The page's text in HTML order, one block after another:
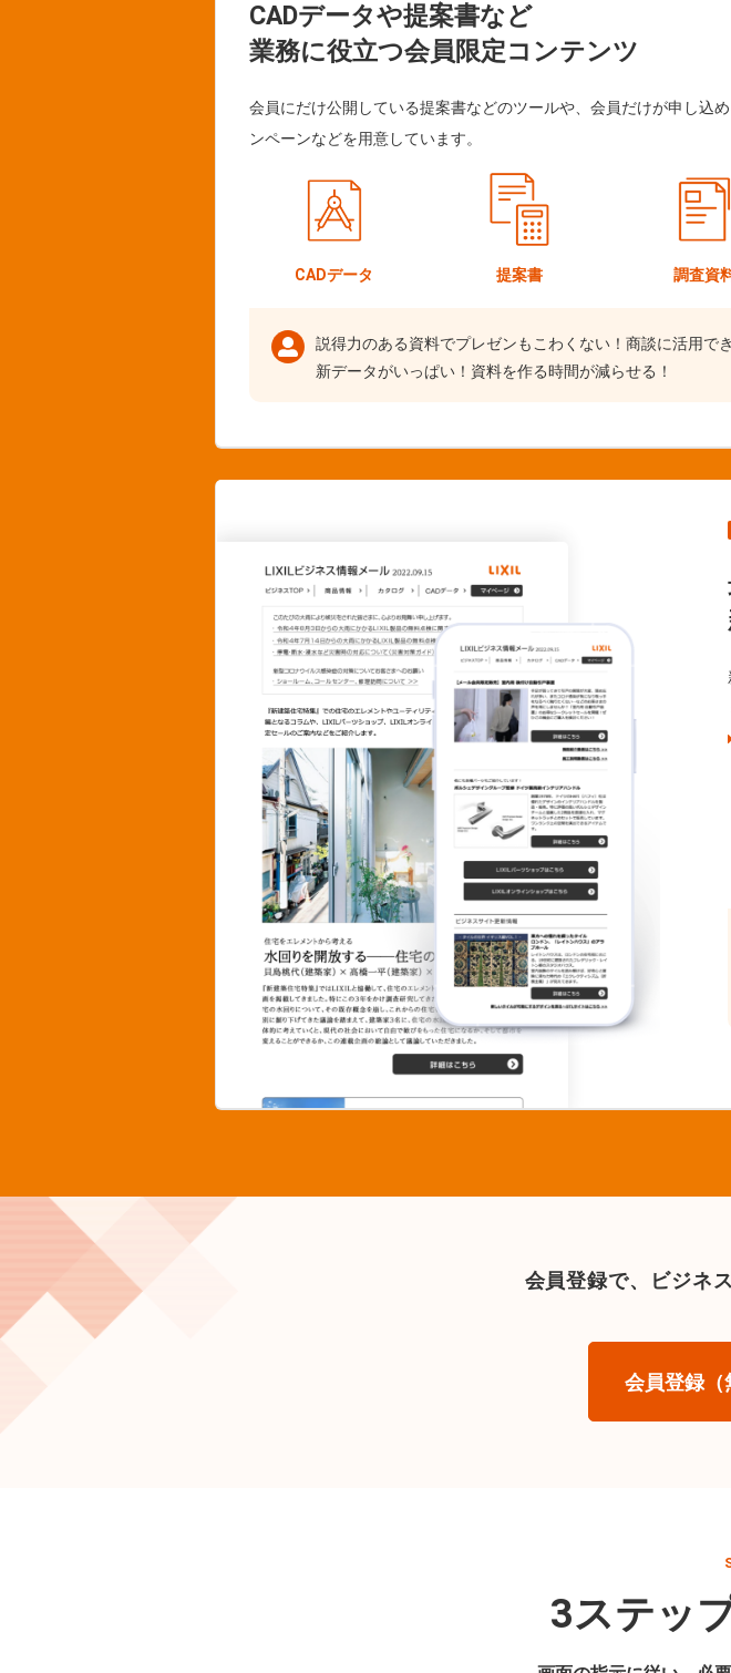
CADデータや提案書など
業務に役立つ会員限定コンテンツ
会員にだけ公開している提案書などのツールや、会員だけが申し込
ンペーンなどを用意しています。
CADデータ 提案書 調査資
説得力のある資料でプレゼンもこわくない！商談に活用で
新データがいっぱい！資料を作る時間が減らせる！
会員登録で、 ビジネ
会員登録（
3ステッ